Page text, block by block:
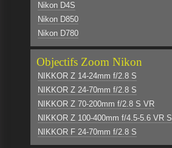
Nikon D4S
Nikon D850
Nikon D780
Objectifs Zoom Nikon
NIKKOR Z 14-24mm f/2.8 S
NIKKOR Z 24-70mm f/2.8 S
NIKKOR Z 70-200mm f/2.8 S VR
NIKKOR Z 100-400mm f/4.5-5.6 VR S
NIKKOR F 24-70mm f/2.8 S